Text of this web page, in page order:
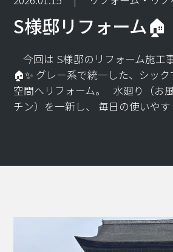
S様邸リフォーム🏠
今回は S様邸のリフォーム施工
🏠✨ ⁡グレー系で統一した、シッ
空間へリフォーム。 水廻り（お
チン）を一新し、 毎日の使いや